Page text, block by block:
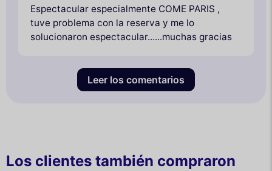
Espectacular especialmente COME PARIS ,
tuve problema con la reserva y me lo
solucionaron espectacular......muchas gracias
Leer los comentarios
Los clientes también compraron